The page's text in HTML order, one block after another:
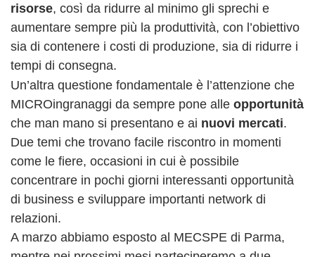
risorse, così da ridurre al minimo gli sprechi e
aumentare sempre più la produttività, con l’obiettivo
sia di contenere i costi di produzione, sia di ridurre i
tempi di consegna.
Un’altra questione fondamentale è l’attenzione che
MICROingranaggi da sempre pone alle opportunità
che man mano si presentano e ai nuovi mercati.
Due temi che trovano facile riscontro in momenti
come le fiere, occasioni in cui è possibile
concentrare in pochi giorni interessanti opportunità
di business e sviluppare importanti network di
relazioni.
A marzo abbiamo esposto al MECSPE di Parma,